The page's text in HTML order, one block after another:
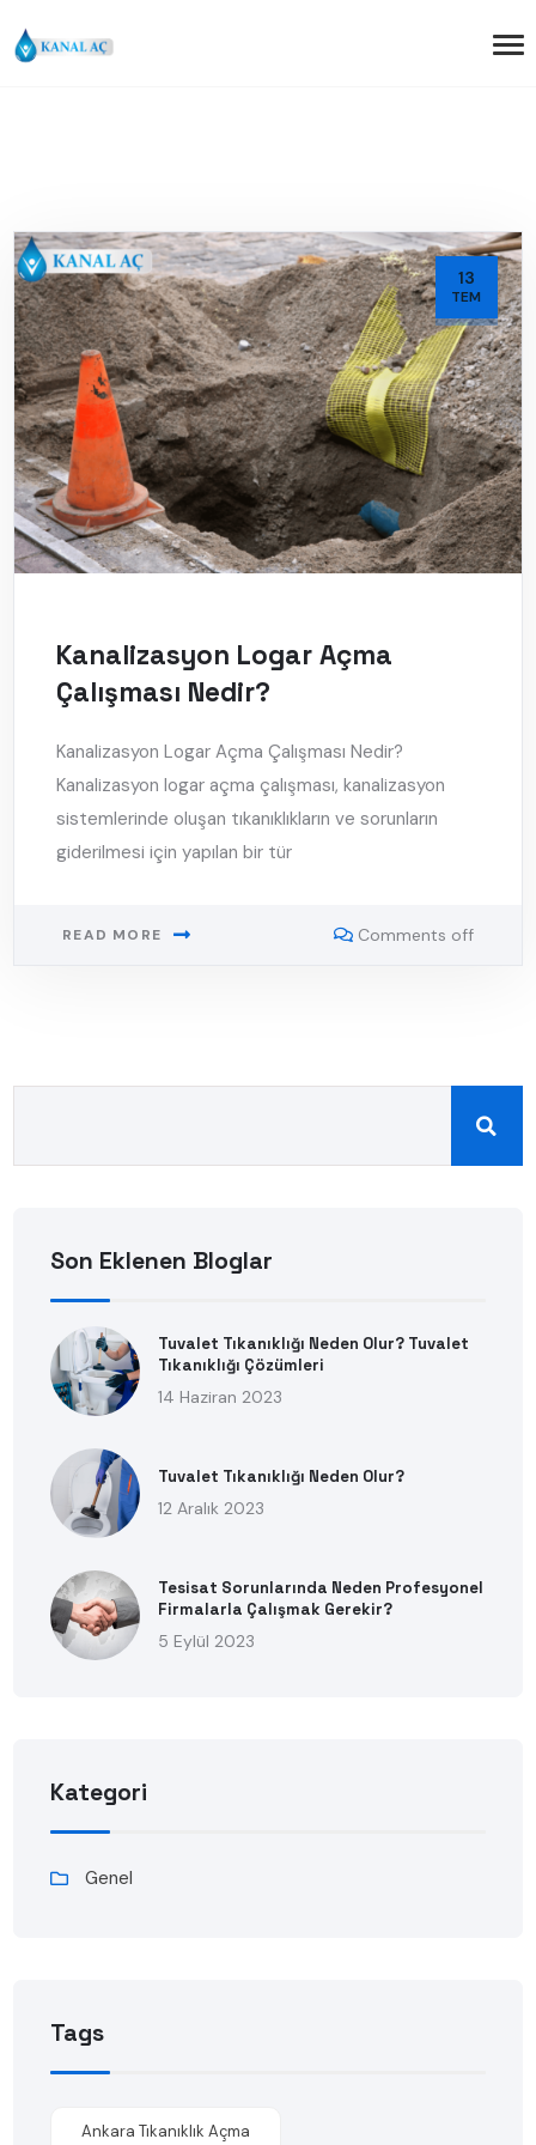
13
TEM
Kanalizasyon Logar Açma
Çalışması Nedir?
Kanalizasyon Logar Açma Çalışması Nedir?
Kanalizasyon logar açma çalışması, kanalizasyon
sistemlerinde oluşan tıkanıklıkların ve sorunların
giderilmesi için yapılan bir tür
READ MORE Comments off
Son Eklenen Bloglar
Tuvalet Tıkanıklığı Neden Olur? Tuvalet
Tıkanıklığı Çözümleri
14 Haziran 2023
Tuvalet Tıkanıklığı Neden Olur?
12 Aralık 2023
Tesisat Sorunlarında Neden Profesyonel
Firmalarla Çalışmak Gerekir?
5 Eylül 2023
Kategori
Genel
Tags
Ankara Tıkanıklık Açma